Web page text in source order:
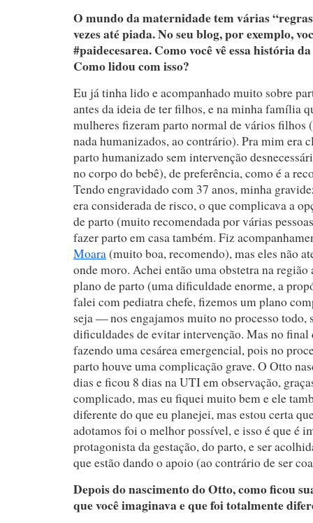
O mundo da maternidade tem várias
vezes até piada. No seu blog, por exemplo,
#paidecesarea. Como você vê essa história
Como lidou com isso?
Eu já tinha lido e acompanhado muito sobre
antes da ideia de ter filhos, e na minha família
mulheres fizeram parto normal de vários filhos
nada humanizados, ao contrário). Pra mim era
parto humanizado sem intervenção
no corpo do bebê), de preferência, como é a
Tendo engravidado com 37 anos, minha
era considerada de risco, o que complicava a
de parto (muito recomendada por várias
fazer parto em casa também. Fiz
Moara(muito boa, recomendo), mas eles não
onde moro. Achei então uma obstetra na
plano de parto (uma dificuldade enorme, a
falei com pediatra chefe, fizemos um plano
seja — nos engajamos muito no processo todo,
dificuldades de evitar intervenção. Mas no final
fazendo uma cesárea emergencial, pois no
parto houve uma complicação grave. O Otto
dias e ficou 8 dias na UTI em observação,
complicado, mas eu fiquei muito bem e ele
diferente do que eu planejei, mas estou certa
adotamos foi o melhor possível, e isso é que é
protagonista da gestação, do parto, e ser
que estão dando o apoio (ao contrário de ser
Depois do nascimento do Otto, como ficou
que você imaginava e que foi totalmente